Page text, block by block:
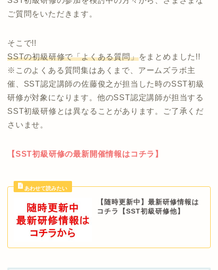
ご質問をいただきます。
そこで!!
SSTの初級研修で「よくある質問」をまとめました!!
※このよくある質問集はあくまで、アームズラボ主
催、SST認定講師の佐藤俊之が担当した時のSST初級
研修が対象になります。他のSST認定講師が担当する
SST初級研修とは異なることがあります。ご了承くだ
さいませ。
【SST初級研修の最新開催情報はコチラ】
【随時更新中】最新研修情報は
コチラ【SST初級研修他】